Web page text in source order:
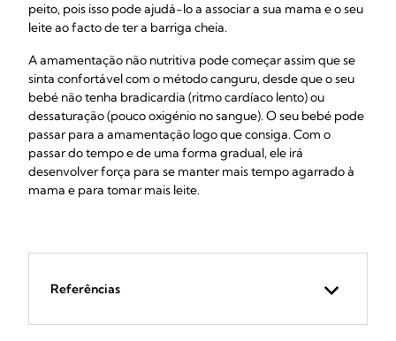
peito, pois isso pode ajudá-lo a associar a sua mama e o seu
leite ao facto de ter a barriga cheia.
A amamentação não nutritiva pode começar assim que se
sinta confortável com o método canguru, desde que o seu
bebé não tenha bradicardia (ritmo cardíaco lento) ou
dessaturação (pouco oxigénio no sangue). O seu bebé pode
passar para a amamentação logo que consiga. Com o
passar do tempo e de uma forma gradual, ele irá
desenvolver força para se manter mais tempo agarrado à
mama e para tomar mais leite.
Referências